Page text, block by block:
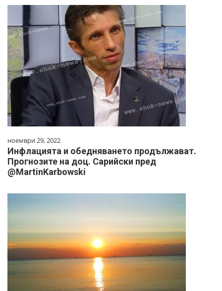
ноември 29, 2022
Инфлацията и обедняването продължават.
Прогнозите на доц. Сарийски пред
@MartinKarbowski